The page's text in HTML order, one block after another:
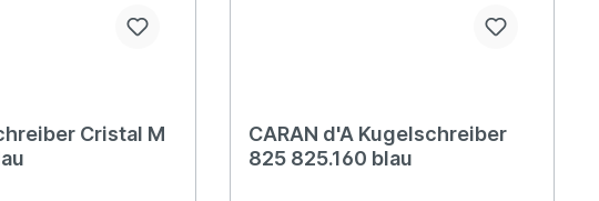
Cristal M
CARAN d'A Kugelschreiber
825 825.160 blau